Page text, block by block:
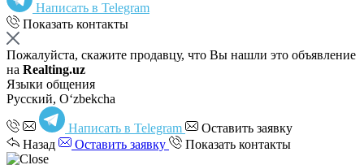
Написать в Telegram
Показать контакты
Пожалуйста, скажите продавцу, что Вы нашли это объявление
на Realting.uz
Языки общения
Русский, Oʻzbekcha
Написать в Telegram
Оставить заявку
Назад
Оставить заявку Показать контакты